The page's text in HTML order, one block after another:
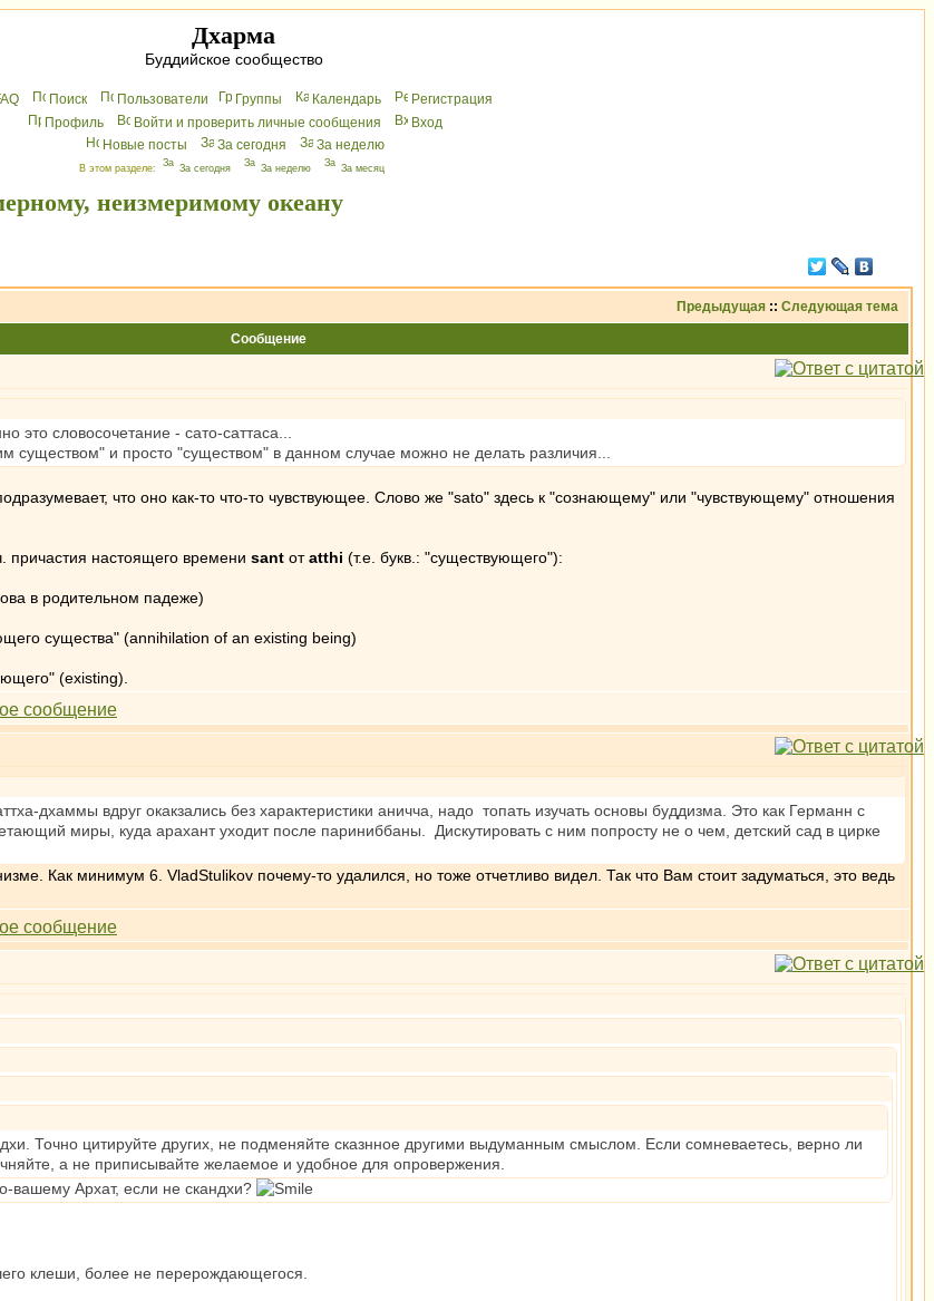
Дхарма
Буддийское сообщество
Поиск Пользователи Группы Календарь
Peгиcтрaция
Профиль
Войти и проверить личные сообщения
Вхoд
Новые посты
За сегодня За неделю
В этом разделе: За сегодня За неделю За месяц
неизмеримому океану
Предыдущая :: Следующая тема
Сообщение
это словосочетание - сато-саттаса...
существом" и просто "существом" в данном случае можно не делать различия...
что оно как-то что-то чувствующее. Слово же "sato" здесь к "сознающему" или "чувствующему" отношения
причастия настоящего времени sant отatthi (т.е. букв.: "существующего"):
в родительном падеже)
существа" (annihilation of an existing being)
(existing).
дхаммы вдруг окакзались без характеристики аничча, надо топать изучать основы буддизма. Это как Германн с
миры, куда арахант уходит после париниббаны. Дискутировать с ним попросту не о чем, детский сад в цирке
Как минимум 6. VladStulikov почему-то удалился, но тоже отчетливо видел. Так что Вам стоит задуматься, это ведь
Точно цитируйте других, не подменяйте сказнное другими выдуманным смыслом. Если сомневаетесь, верно ли
а не приписывайте желаемое и удобное для опровержения.
вашему Архат, если не скандхи?
клеши, более не перерождающегося.